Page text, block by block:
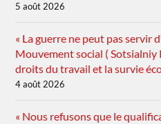
5 août 2026
« La guerre ne peut pas servir
Mouvement social ( Sotsialniy
droits du travail et la survie
4 août 2026
« Nous refusons que le